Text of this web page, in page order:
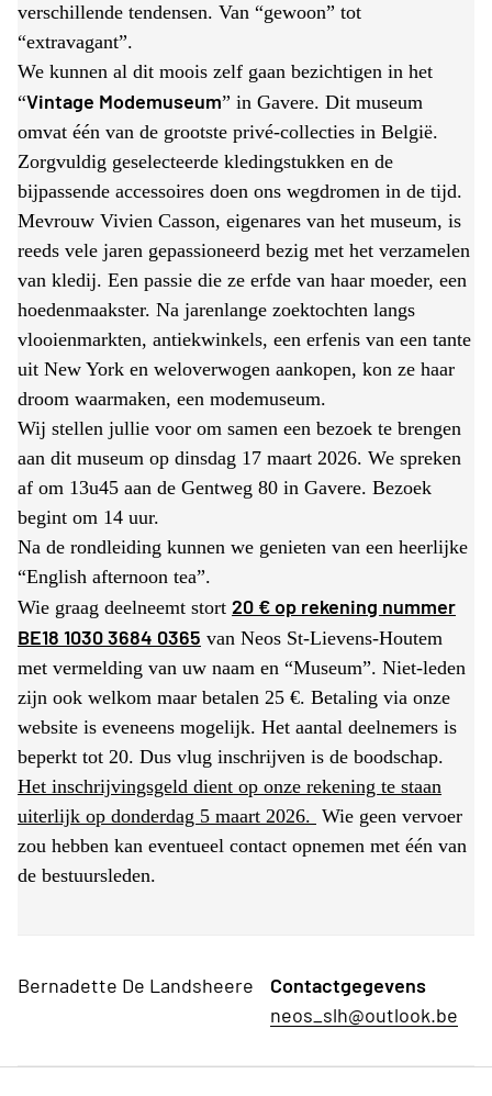
verschillende tendensen. Van “gewoon” tot
“extravagant”.
We kunnen al dit moois zelf gaan bezichtigen in het
“Vintage Modemuseum” in Gavere. Dit museum
omvat één van de grootste privé-collecties in België.
Zorgvuldig geselecteerde kledingstukken en de
bijpassende accessoires doen ons wegdromen in de tijd.
Mevrouw Vivien Casson, eigenares van het museum, is
reeds vele jaren gepassioneerd bezig met het verzamelen
van kledij. Een passie die ze erfde van haar moeder, een
hoedenmaakster. Na jarenlange zoektochten langs
vlooienmarkten, antiekwinkels, een erfenis van een tante
uit New York en weloverwogen aankopen, kon ze haar
droom waarmaken, een modemuseum.
Wij stellen jullie voor om samen een bezoek te brengen
aan dit museum op dinsdag 17 maart 2026. We spreken
af om 13u45 aan de Gentweg 80 in Gavere. Bezoek
begint om 14 uur.
Na de rondleiding kunnen we genieten van een heerlijke
“English afternoon tea”.
Wie graag deelneemt stort 20 € op rekening nummer
BE18 1030 3684 0365 van Neos St-Lievens-Houtem
met vermelding van uw naam en “Museum”. Niet-leden
zijn ook welkom maar betalen 25 €. Betaling via onze
website is eveneens mogelijk. Het aantal deelnemers is
beperkt tot 20. Dus vlug inschrijven is de boodschap.
Het inschrijvingsgeld dient op onze rekening te staan
uiterlijk op donderdag 5 maart 2026. Wie geen vervoer
zou hebben kan eventueel contact opnemen met één van
de bestuursleden.
Bernadette De Landsheere
Contactgegevens
neos_slh@outlook.be